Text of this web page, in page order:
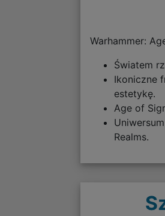
Warhammer:
Światem
Ikoniczne
estetykę.
Age of
Realms.